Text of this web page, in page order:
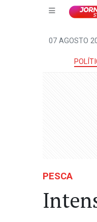
07 AGOSTO
PESCA